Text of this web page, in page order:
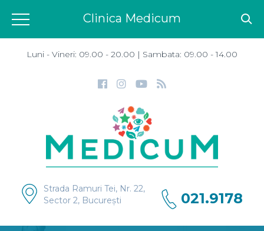
Luni - Vineri: 09.00 - 20.00 | Sambata: 09.00 - 14.00
Strada Ramuri Tei, Nr. 22,
Sector 2, București
021.9178
Clinica Medicum